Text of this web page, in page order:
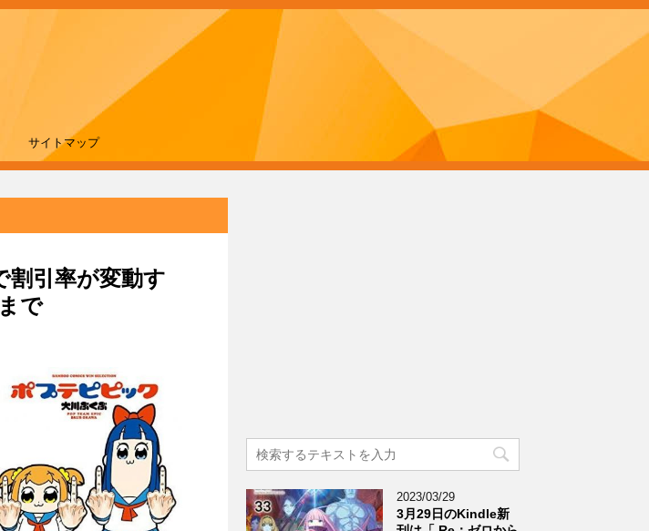
サイトマップ
割引率が変動す
で
2023/03/29
3月29日のKindle新